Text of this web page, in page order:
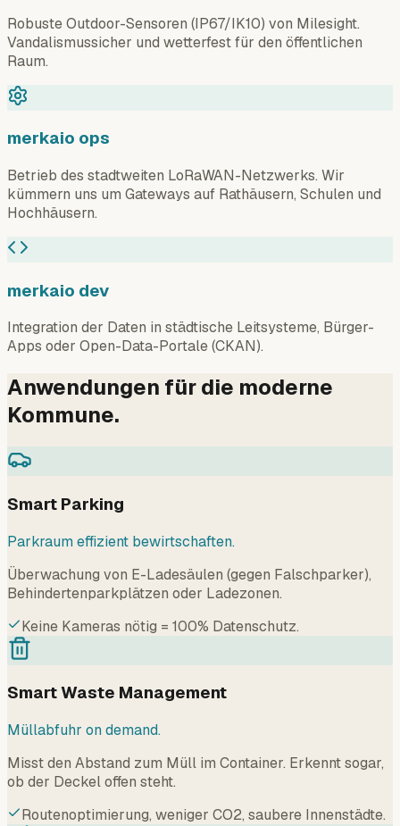
Robuste Outdoor-Sensoren (IP67/IK10) von Milesight.
Vandalismussicher und wetterfest für den öffentlichen
Raum.
merkaio ops
Betrieb des stadtweiten LoRaWAN-Netzwerks. Wir
kümmern uns um Gateways auf Rathäusern, Schulen und
Hochhäusern.
merkaio dev
Integration der Daten in städtische Leitsysteme, Bürger-
Apps oder Open-Data-Portale (CKAN).
Anwendungen für die moderne
Kommune.
Smart Parking
Parkraum effizient bewirtschaften.
Überwachung von E-Ladesäulen (gegen Falschparker),
Behindertenparkplätzen oder Ladezonen.
Keine Kameras nötig = 100% Datenschutz.
Smart Waste Management
Müllabfuhr on demand.
Misst den Abstand zum Müll im Container. Erkennt sogar,
ob der Deckel offen steht.
Routenoptimierung, weniger CO2, saubere Innenstädte.